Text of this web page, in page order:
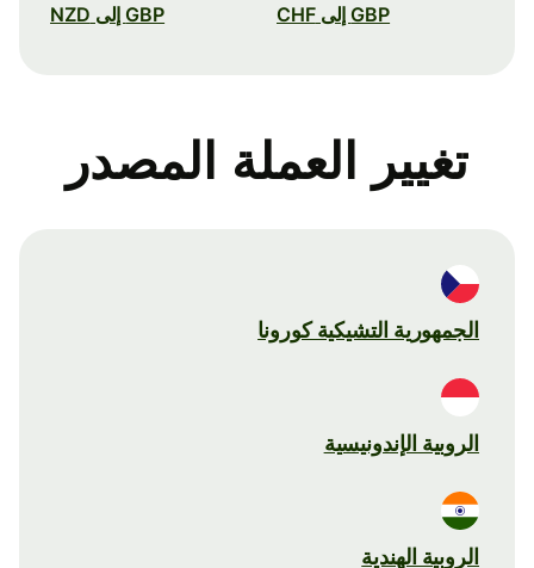
GBP إلى CHF GBP إلى NZD
تغيير العملة المصدر
الجمهورية التشيكية كورونا
الروبية الإندونيسية
الروبية الهندية